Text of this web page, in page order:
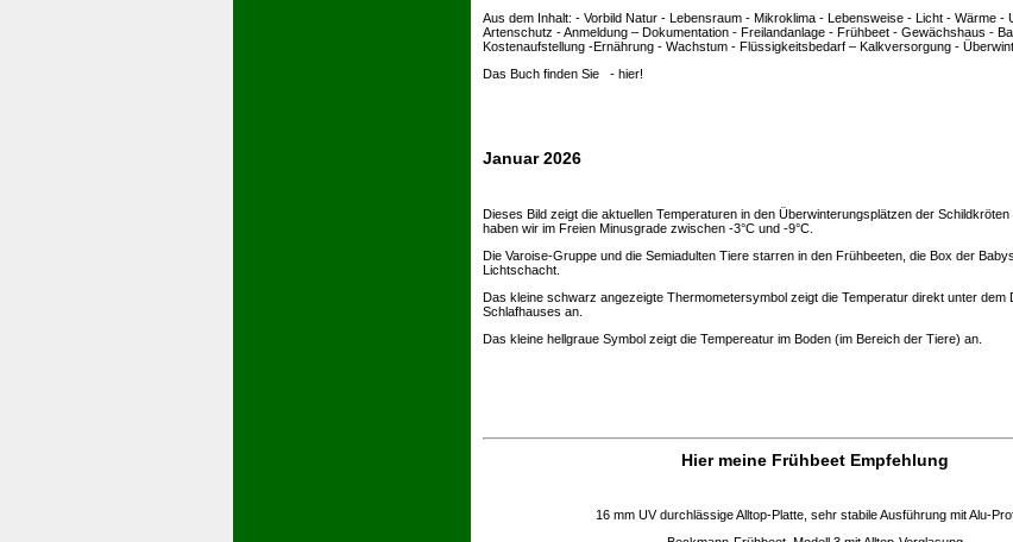
Aus dem Inhalt: - Vorbild Natur - Lebensraum - Mikroklima - Lebensweise - Licht - Wärme -
Artenschutz - Anmeldung – Dokumentation - Freilandanlage - Frühbeet - Gewächshaus -
Kostenaufstellung -Ernährung - Wachstum - Flüssigkeitsbedarf – Kalkversorgung -
Das Buch finden Sie - hier!
Januar 2026
Dieses Bild zeigt die aktuellen Temperaturen in den Überwinterungsplätzen der Schildkröten
haben wir im Freien Minusgrade zwischen -3°C und -9°C.
Die Varoise-Gruppe und die Semiadulten Tiere starren in den Frühbeeten, die Box der
Lichtschacht.
Das kleine schwarz angezeigte Thermometersymbol zeigt die Temperatur direkt unter dem
Schlafhauses an.
Das kleine hellgraue Symbol zeigt die Tempereatur im Boden (im Bereich der Tiere) an.
Hier meine Frühbeet Empfehlung
16 mm UV durchlässige Alltop-Platte, sehr stabile Ausführung mit Alu-